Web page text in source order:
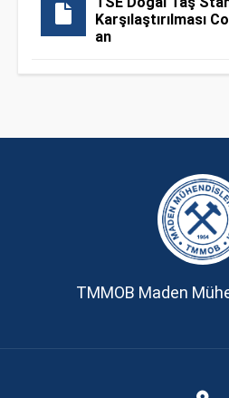
Karşılaştırılması
an
TMMOB Maden